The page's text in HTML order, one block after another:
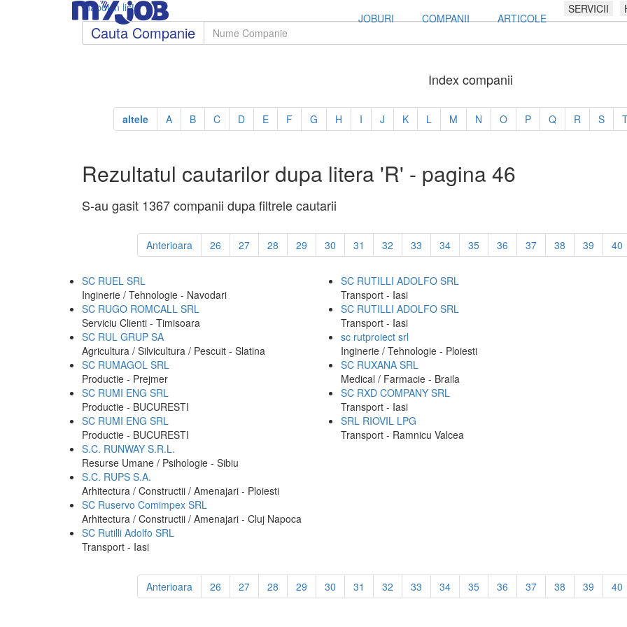
JOBURI COMPANII ARTICOLE
SERVICII
Inapoi in lista
Cauta Companie
Index companii
altele A B C D E F G H I J K L M N O P Q R S
Rezultatul cautarilor dupa litera 'R' - pagina 46
S-au gasit 1367 companii dupa filtrele cautarii
Anterioara 26 27 28 29 30 31 32 33 34 35 36 37 38 39 40
SC RUEL SRL
Inginerie / Tehnologie - Navodari
SC RUGO ROMCALL SRL
Serviciu Clienti - Timisoara
SC RUL GRUP SA
Agricultura / Silvicultura / Pescuit - Slatina
SC RUMAGOL SRL
Productie - Prejmer
SC RUMI ENG SRL
Productie - BUCURESTI
SC RUMI ENG SRL
Productie - BUCURESTI
S.C. RUNWAY S.R.L.
Resurse Umane / Psihologie - Sibiu
S.C. RUPS S.A.
Arhitectura / Constructii / Amenajari - Ploiesti
SC Ruservo Comimpex SRL
Arhitectura / Constructii / Amenajari - Cluj Napoca
SC Rutilli Adolfo SRL
Transport - Iasi
SC RUTILLI ADOLFO SRL
Transport - Iasi
SC RUTILLI ADOLFO SRL
Transport - Iasi
sc rutproiect srl
Inginerie / Tehnologie - Ploiesti
SC RUXANA SRL
Medical / Farmacie - Braila
SC RXD COMPANY SRL
Transport - Iasi
SRL RIOVIL LPG
Transport - Ramnicu Valcea
Anterioara 26 27 28 29 30 31 32 33 34 35 36 37 38 39 40